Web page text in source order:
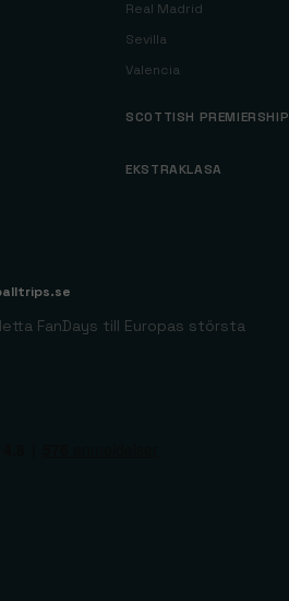
Real Madrid
Sevilla
Valencia
SCOTTISH PREMIERSHIP
EKSTRAKLASA
FanDays till Europas största